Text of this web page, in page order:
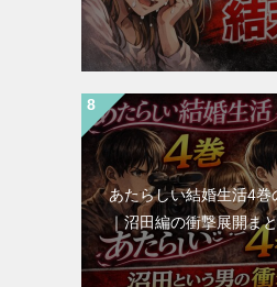
あたらしい結婚生活4巻
｜沼田編の衝撃展開ま